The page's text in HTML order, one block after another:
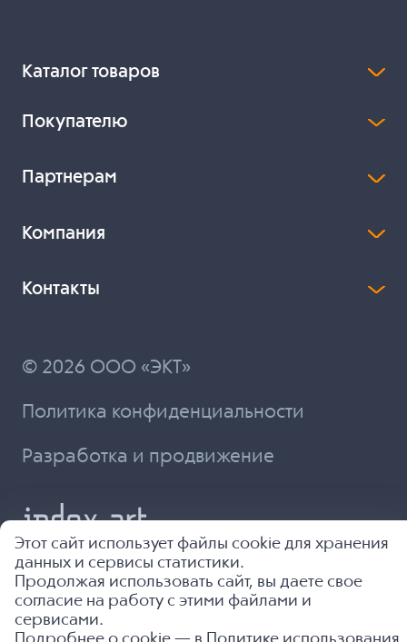
Каталог товаров
Покупателю
Партнерам
Компания
Контакты
© 2026 ООО «ЭКТ»
Политика конфиденциальности
Разработка и продвижение
Этот сайт использует файлы cookie для хранения
данных и сервисы статистики.
Продолжая использовать сайт, вы даете свое
согласие на работу с этими файлами и
сервисами.